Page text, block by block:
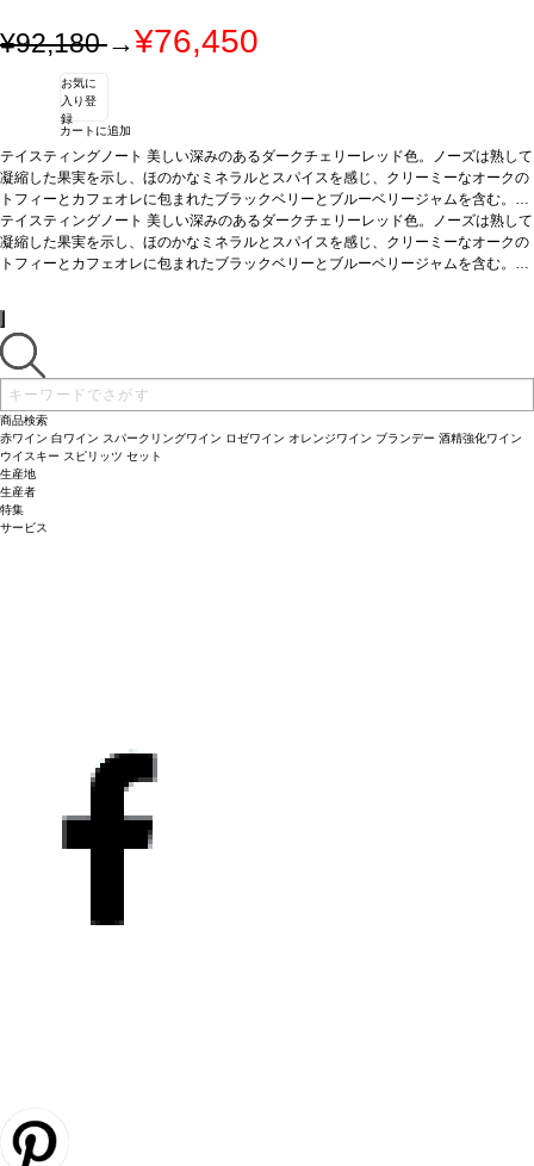
¥92,180→¥76,450
お気に
入り登
録
カートに追加
テイスティングノート 美しい深みのあるダークチェリーレッド色。ノーズは熟して
凝縮した果実を示し、ほのかなミネラルとスパイスを感じ、クリーミーなオークの
トフィーとカフェオレに包まれたブラックベリーとブルーベリージャムを含む。凝
縮されたグリセリンのような核を持ち、バランスがよく、果実味に富んだ上質で繊
細なタンニンに、表情豊かで、テロワールの特徴がはっきりと印象に残る長い余韻
が続く。
合う料理漁師が作るバスクの伝統的な煮込み料理で、マグロやトマト、ピーマンな
どを使ったマルミタコ料理に合う。またラム料理、牛肉のステーキ、鯛のグリル、
チーズなどとも好相性。葡萄品種95%テンプラリーニョ、5%ガルナッチャ
コンサルタントでもあるミシェル・ロランが、アラエックス・グランの創業者兼C
EOであるハビエル・ガラレタと協力し、スペインの最高のテロワールでプレミア
ムワインを生産することに合意し、スタートしました。フランスとスペインの2つ
の文化、そしてロランが造るクラシックかつ国際的なワインスタイルと、アラエッ
クス・グラン・スペイン・ファインワインズのワインに象徴されるモダンなワイン
スが融合しています。
テイスティングノート 美しい深みのあるダークチェリーレッド色。ノーズは熟して
凝縮した果実を示し、ほのかなミネラルとスパイスを感じ、クリーミーなオークの
トフィーとカフェオレに包まれたブラックベリーとブルーベリージャムを含む。凝
細なタンニンに、表情豊かで、テロワールの特徴がはっきりと印象に残る長い余韻
が続く。
どを使ったマルミタコ料理に合う。またラム料理、牛肉のステーキ、鯛のグリル、
チーズなどとも好相性。
造り手情報
コンサルタントでもあるミシェル・ロランが、アラエックス・グランの創業者兼C
EOであるハビエル・ガラレタと協力し、スペインの最高のテロワールでプレミア
ムワインを生産することに合意し、スタートしました。フランスとスペインの2つ
の文化、そしてロランが造るクラシックかつ国際的なワインスタイルと、アラエッ
クス・グラン・スペイン・ファインワインズのワインに象徴されるモダンなワイン
スが融合しています。
商品検索
赤ワイン 白ワイン スパークリングワイン ロゼワイン オレンジワイン ブランデー 酒精強化ワイン
ウイスキー スピリッツ セット
生産地
生産者
特集
サービス